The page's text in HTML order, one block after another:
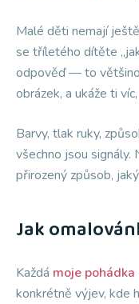
Malé děti nemají
se tříletého dítěte
odpověď — to
obrázek, a ukáže ti
Barvy, tlak ruky,
všechno jsou signály.
přirozený způsob,
Jak
Každá moje pohádka
konkrétně výjev, kde